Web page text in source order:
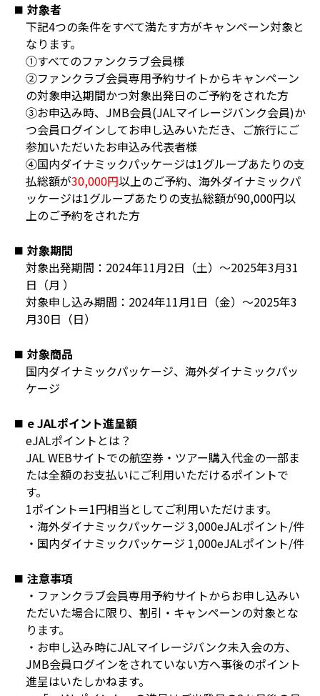
対象者
下記4つの条件をすべて満たす方がキャンペーン対象と
なります。
①すべてのファンクラブ会員様
②ファンクラブ会員専用予約サイトからキャンペーン
の対象申込期間かつ対象出発日のご予約をされた方
③お申込み時、JMB会員(JALマイレージバンク会員)か
つ会員ログインしてお申し込みいただき、ご旅行にご
参加いただいたお申込み代表者様
④国内ダイナミックパッケージは1グループあたりの支
払総額が30,000円以上のご予約、海外ダイナミックパ
ッケージは1グループあたりの支払総額が90,000円以
上のご予約をされた方
対象期間
対象出発期間：2024年11月2日（土）～2025年3月31
日（月 ）
対象申し込み期間：2024年11月1日（金）～2025年3
月30日（日）
対象商品
国内ダイナミックパッケージ、海外ダイナミックパッ
ケージ
e JALポイント進呈額
eJALポイントとは？
JAL WEBサイトでの航空券・ツアー購入代金の一部ま
たは全額のお支払いにご利用いただけるポイントで
す。
1ポイント＝1円相当としてご利用いただけます。
・海外ダイナミックパッケージ 3,000eJALポイント/件
・国内ダイナミックパッケージ 1,000eJALポイント/件
注意事項
・ファンクラブ会員専用予約サイトからお申し込みい
ただいた場合に限り、割引・キャンペーンの対象とな
ります。
・お申し込み時にJALマイレージバンク未入会の方、
JMB会員ログインをされていない方へ事後のポイント
進呈はいたしかねます。